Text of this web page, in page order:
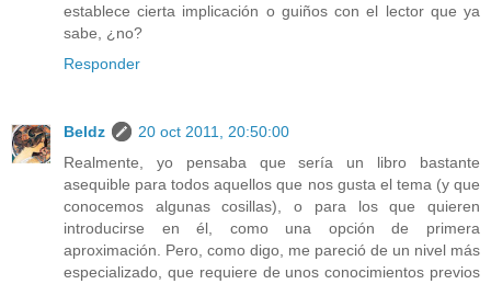
establece cierta implicación o guiños con el lector que ya
sabe, ¿no?
Responder
Beldz
20 oct 2011, 20:50:00
Realmente, yo pensaba que sería un libro bastante
asequible para todos aquellos que nos gusta el tema (y que
conocemos algunas cosillas), o para los que quieren
introducirse en él, como una opción de primera
aproximación. Pero, como digo, me pareció de un nivel más
especializado, que requiere de unos conocimientos previos